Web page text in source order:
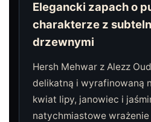
Elegancki zapach o
charakterze z
drzewnymi
Hersh Mehwar z Alezz
delikatną i wyrafinowaną
kwiat lipy, janowiec i
natychmiastowe wrażenie